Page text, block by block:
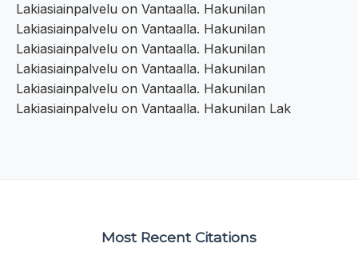
Lakiasiainpalvelu on Vantaalla. Hakunilan
Lakiasiainpalvelu on Vantaalla. Hakunilan
Lakiasiainpalvelu on Vantaalla. Hakunilan
Lakiasiainpalvelu on Vantaalla. Hakunilan
Lakiasiainpalvelu on Vantaalla. Hakunilan
Lakiasiainpalvelu on Vantaalla. Hakunilan Lak
Most Recent Citations